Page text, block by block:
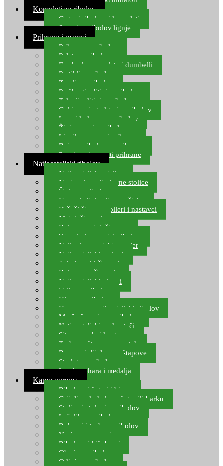
Kompleti za ribolov
Gotovi ribolovni kompleti
Setovi za ribolov lignje
Prihrana i mamci
Prihrana za ribolov
Pelete za ribolov
Feeder lovne pelete i dumbelli
Partikli za ribolov
Zemlja za ribolov
Praškasti aditivi za ribolov
Tekući aditivi za ribolov
Gel i sprej atraktori za ribolov
Lovni kukuruz za ribolov
Živi mamci za ribolov
Ljepilo za crve i prihranu
Boje za ribolovnu prihranu
Provjereni recepti prihrane
Natjecateljski ribolov
Natjecateljske stolice
Nastavci za ribolovne stolice
Šteke za ribolov
Gume i sitni pribor za šteku
Držači štapova rolleri i nastavci
Match štapovi
Role za match štapove
Waggleri za match ribolov
Najloni za match/waggler
Natjecateljski najloni
Teleskopski štapovi
Bolognese štapovi
Natjecateljski plovci
Udice za ribolov
Olovo za ribolov
Oprema za natjecateljski ribolov
Mreže čuvarice za ribolov
Natjecateljski podmetači
Sito, posude i kante
Torbe za štapove – match
Rezervni dijelovi za štapove
Starlete za ribolov
Izrada pehara i medalja
Kamp oprema
Ribolovni šatori i bivvy
Grijalice, kuhala za šator ili barku
Stolice i stolovi za ribolov
Ležaljke za ribolov
Ruksaci i torbe za ribolov
Vreće za spavanje
Ribolovni kišobrani
Obuća za ribolov
Odjeća za ribolov